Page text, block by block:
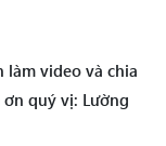
làm video và chia
quý vị: Lường